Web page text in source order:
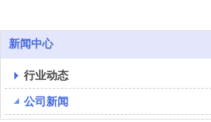
新闻中心
行业动态
公司新闻